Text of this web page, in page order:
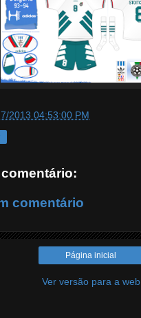
2013 04:53:00 PM
comentário
Página inicial
Ver versão para a web